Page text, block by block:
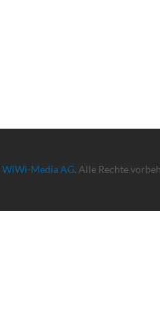
WiWi-Media AG. Alle Rechte